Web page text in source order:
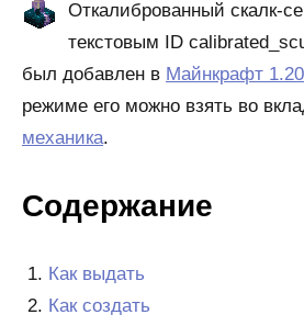
Откалиброванный скалк-
текстовым ID
был добавлен в Майнкрафт 1.20
режиме его можно взять во
механика.
Содержание
Как выдать
Как создать